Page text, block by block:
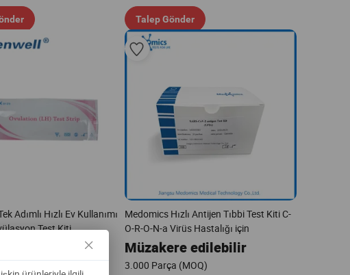
Talep Gönder
Adımlı Hızlı Ev Kullanımı
Test Kiti
Medomics Hızlı Antijen Tıbbi Test Kiti C-
O-R-O-N-a Virüs Hastalığı için
Müzakere edilebilir
3.000 Parça (MOQ)